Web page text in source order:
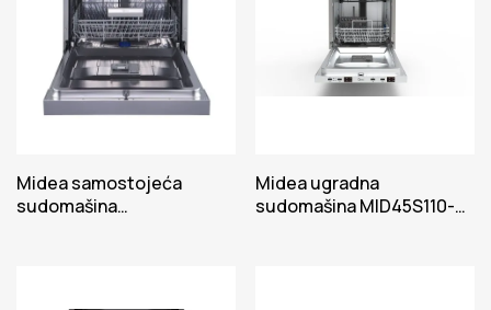
Midea samostojeća
sudomašina
Midea ugradna
sudomašina MID45S110-